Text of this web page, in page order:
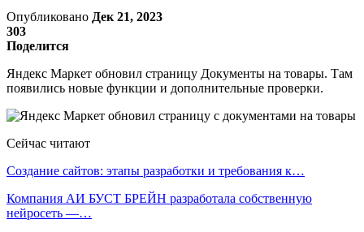
Опубликовано Дек 21, 2023
303
Поделится
Яндекс Маркет обновил страницу Документы на товары. Там
появились новые функции и дополнительные проверки.
Сейчас читают
Создание сайтов: этапы разработки и требования к…
Компания АИ БУСТ БРЕЙН разработала собственную
нейросеть —…